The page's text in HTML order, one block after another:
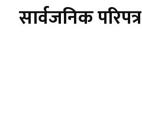
सार्वजनिक परिपत्र